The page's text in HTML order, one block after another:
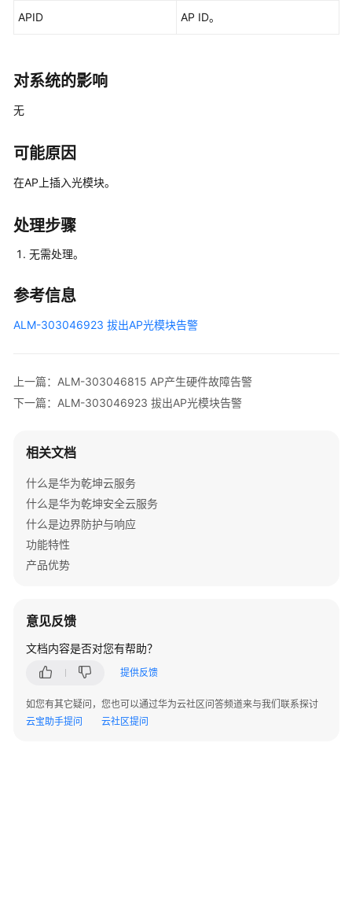
作
乾
作
更
文
格
单
介
绍
备
警
处
理
V300
设
备
警
V500
APID AP ID。
对系统的影响
无
可能原因
在AP上插入光模块。
处理步骤
无需处理。
参考信息
ALM-303046923 拔出AP光模块告警
上一篇：ALM-303046815 AP产生硬件故障告警
下一篇：ALM-303046923 拔出AP光模块告警
相关文档
什么是华为乾坤云服务
什么是华为乾坤安全云服务
什么是边界防护与响应
功能特性
产品优势
意见反馈
文档内容是否对您有帮助？
提供反馈
如您有其它疑问，您也可以通过华为云社区问答频道来与我们联系探讨
云宝助手提问
云社区提问